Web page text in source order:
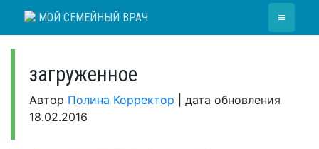
МОЙ СЕМЕЙНЫЙ ВРАЧ ≡
загруженное
Автор Полина Корректор
дата обновления
18.02.2016